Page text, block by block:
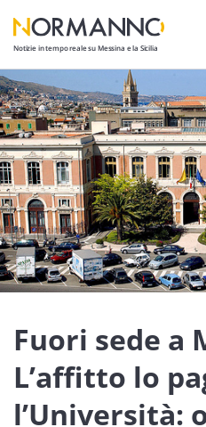
Notizie in tempo reale su Messina e la Sicilia
Attualità
Cronaca
Politica
Cultura
Lavoro
Società
Economia
Sport
Sicilia
Fuori sede a
L’affitto lo
l’Università: